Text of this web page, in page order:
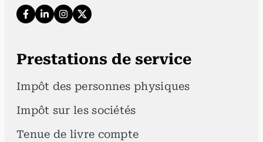
Prestations de service
Impôt des personnes physiques
Impôt sur les sociétés
Tenue de livre compte